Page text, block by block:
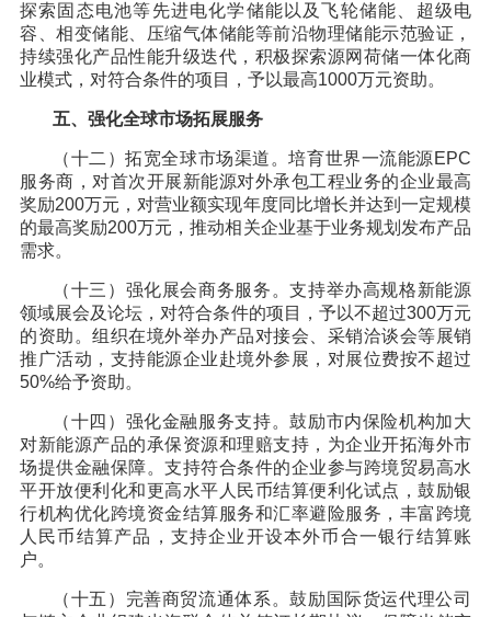
探索固态电池等先进电化学储能以及飞轮储能、超级电
容、相变储能、压缩气体储能等前沿物理储能示范验证，
持续强化产品性能升级迭代，积极探索源网荷储一体化商
业模式，对符合条件的项目，予以最高1000万元资助。
五、强化全球市场拓展服务
（十二）拓宽全球市场渠道。培育世界一流能源EPC
服务商，对首次开展新能源对外承包工程业务的企业最高
奖励200万元，对营业额实现年度同比增长并达到一定规模
的最高奖励200万元，推动相关企业基于业务规划发布产品
需求。
（十三）强化展会商务服务。支持举办高规格新能源
领域展会及论坛，对符合条件的项目，予以不超过300万元
的资助。组织在境外举办产品对接会、采销洽谈会等展销
推广活动，支持能源企业赴境外参展，对展位费按不超过
50%给予资助。
（十四）强化金融服务支持。鼓励市内保险机构加大
对新能源产品的承保资源和理赔支持，为企业开拓海外市
场提供金融保障。支持符合条件的企业参与跨境贸易高水
平开放便利化和更高水平人民币结算便利化试点，鼓励银
行机构优化跨境资金结算服务和汇率避险服务，丰富跨境
人民币结算产品，支持企业开设本外币合一银行结算账
户。
（十五）完善商贸流通体系。鼓励国际货运代理公司